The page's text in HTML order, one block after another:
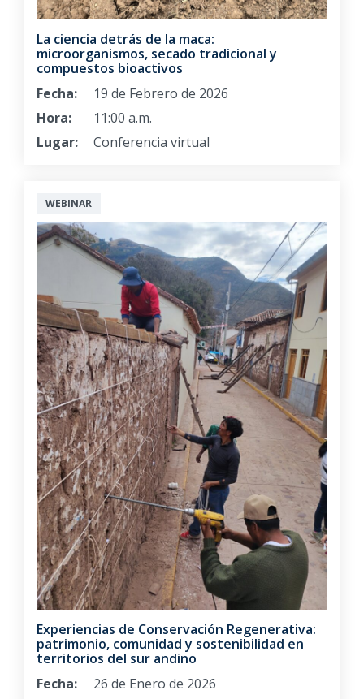
La ciencia detrás de la maca:
microorganismos, secado tradicional y
compuestos bioactivos
Fecha:
19 de Febrero de 2026
Hora:
11:00 a.m.
Lugar:
Conferencia virtual
WEBINAR
Experiencias de Conservación Regenerativa:
patrimonio, comunidad y sostenibilidad en
territorios del sur andino
Fecha:
26 de Enero de 2026